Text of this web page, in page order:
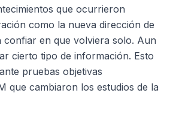
que ocurrieron
como la nueva dirección de
confiar en que volviera solo. Aun
cierto tipo de información. Esto
pruebas objetivas
que cambiaron los estudios de la